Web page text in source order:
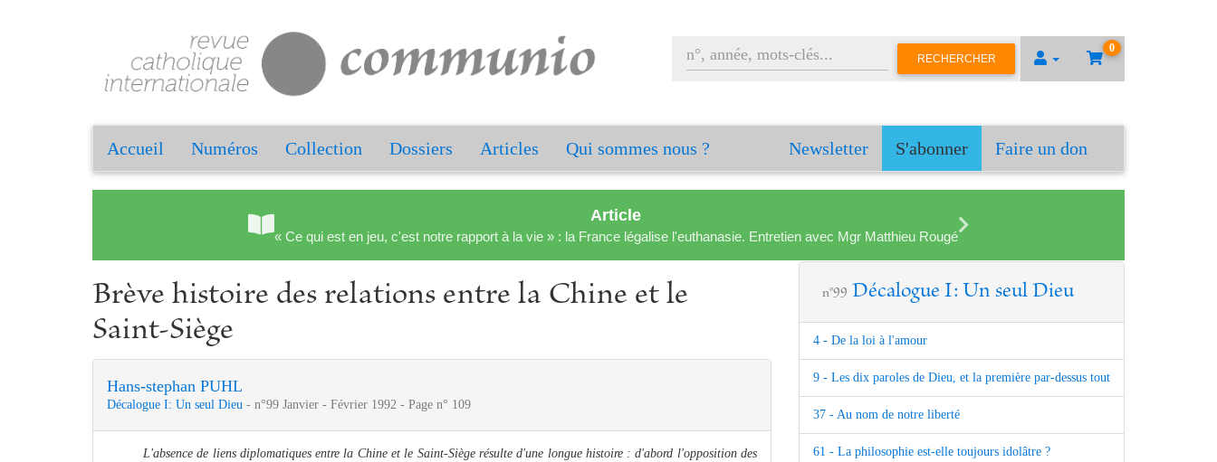
0
RECHERCHER
Accueil Numéros Collection Dossiers Articles Qui sommes nous ? Newsletter S'abonner Faire un don
Article
« Ce qui est en jeu, c'est notre rapport à la vie » : la France légalise l'euthanasie. Entretien avec Mgr Matthieu Rougé
Brève histoire des relations entre la Chine et le
Saint-Siège
Hans-stephan PUHL
Décalogue I: Un seul Dieu - n°99 Janvier - Février 1992 - Page n° 109
L'absence de liens diplomatiques entre la Chine et le Saint-Siège résulte d'une longue histoire : d'abord l'opposition des
n°99 Décalogue I: Un seul Dieu
4 - De la loi à l'amour
9 - Les dix paroles de Dieu, et la première par-dessus tout
37 - Au nom de notre liberté
61 - La philosophie est-elle toujours idolâtre ?